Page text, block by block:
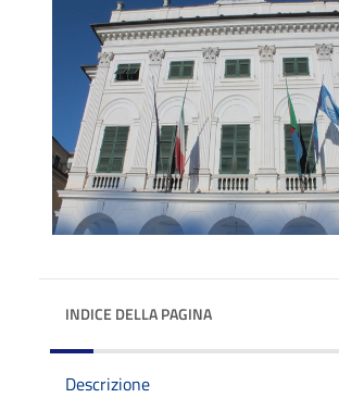
INDICE DELLA PAGINA
Descrizione